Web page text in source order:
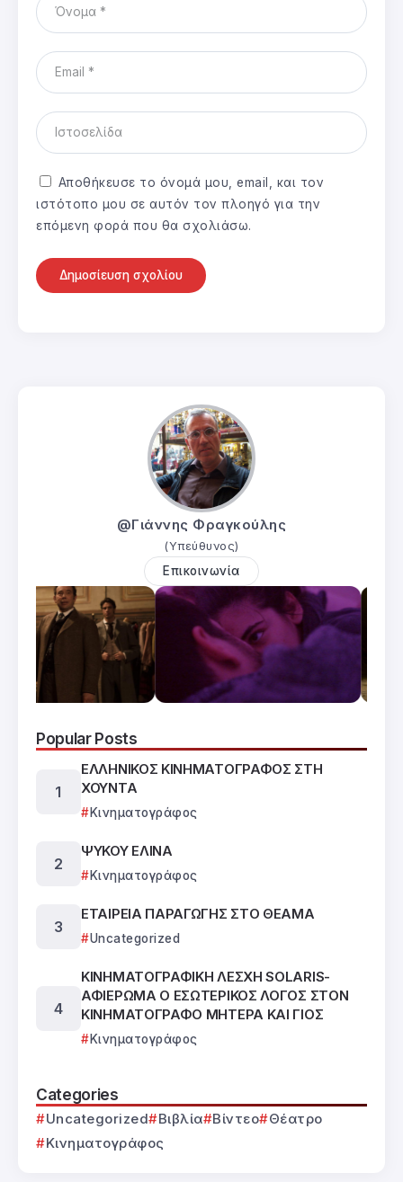
Αποθήκευσε το όνομά μου, email, και τον
ιστότοπο μου σε αυτόν τον πλοηγό για την
επόμενη φορά που θα σχολιάσω.
@Γιάννης Φραγκούλης
(Υπεύθυνος)
Επικοινωνία
Popular Posts
ΕΛΛΗΝΙΚΟΣ ΚΙΝΗΜΑΤΟΓΡΑΦΟΣ ΣΤΗ
ΧΟΥΝΤΑ
Κινηματογράφος
ΨΥΚΟΥ ΕΛΙΝΑ
Κινηματογράφος
ΕΤΑΙΡΕΙΑ ΠΑΡΑΓΩΓΗΣ ΣΤΟ ΘΕΑΜΑ
Uncategorized
ΚΙΝΗΜΑΤΟΓΡΑΦΙΚΗ ΛΕΣΧΗ SOLARIS-
ΑΦΙΕΡΩΜΑ Ο ΕΣΩΤΕΡΙΚΟΣ ΛΟΓΟΣ ΣΤΟΝ
ΚΙΝΗΜΑΤΟΓΡΑΦΟ ΜΗΤΕΡΑ ΚΑΙ ΓΙΟΣ
Κινηματογράφος
Categories
Uncategorized Βιβλία Βίντεο
Θέατρο
Κινηματογράφος